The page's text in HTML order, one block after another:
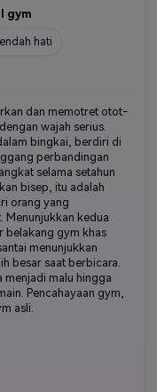
gym
hati
dan memotret otot-
wajah serius.
bingkai, berdiri di
perbandingan
selama setahun
bisep, itu adalah
orang yang
Menunjukkan kedua
belakang gym khas
menunjukkan
besar saat berbicara.
malu hingga
Pencahayaan gym,
asli.